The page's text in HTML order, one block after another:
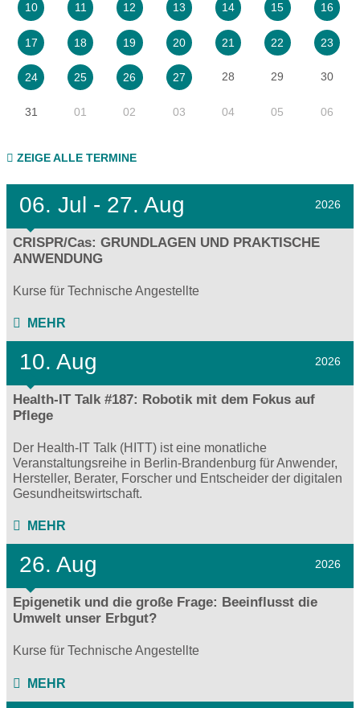
10 11 12 13 14 15 16
17 18 19 20 21 22 23
24 25 26 27 28 29 30
31 01 02 03 04 05 06
ZEIGE ALLE TERMINE
06. Jul - 27. Aug 2026
CRISPR/Cas: GRUNDLAGEN UND PRAKTISCHE
ANWENDUNG
Kurse für Technische Angestellte
MEHR
10. Aug 2026
Health-IT Talk #187: Robotik mit dem Fokus auf
Pflege
Der Health-IT Talk (HITT) ist eine monatliche
Veranstaltungsreihe in Berlin-Brandenburg für Anwender,
Hersteller, Berater, Forscher und Entscheider der digitalen
Gesundheitswirtschaft.
MEHR
26. Aug 2026
Epigenetik und die große Frage: Beeinflusst die
Umwelt unser Erbgut?
Kurse für Technische Angestellte
MEHR